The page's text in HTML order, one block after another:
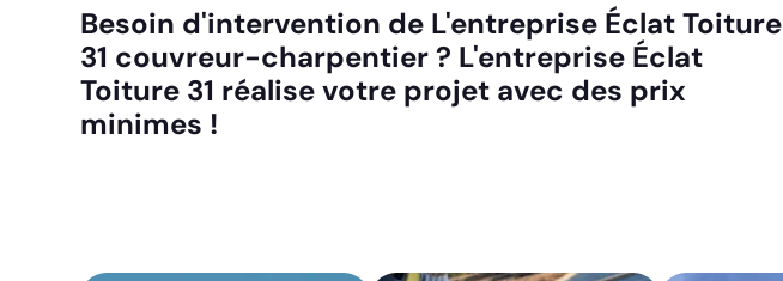
Besoin d'intervention de L'entreprise Éclat Toiture
31 couvreur-charpentier ? L'entreprise Éclat
Toiture 31 réalise votre projet avec des prix
minimes !